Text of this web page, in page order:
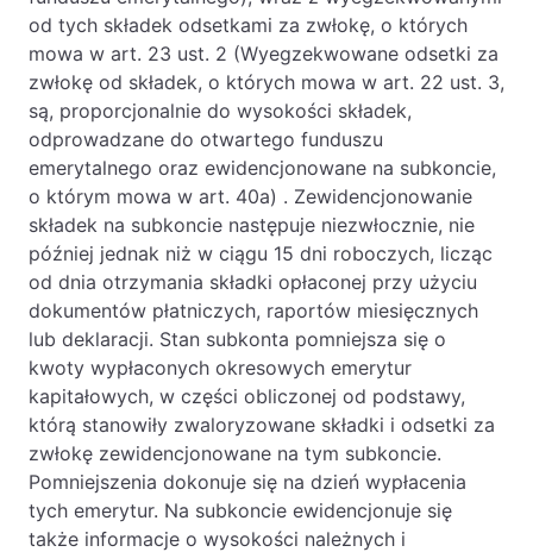
Modelowanie i optymalizacja działalności IT
Przekształcenia spółek
Przygotowywanie umów w obrocie
międzynarodowym
Rejestracja spółek prawa handlowego
Legalizacja pobytu i pracy cudzoziemców
Księgowość
Kontakt
PL EN FR
od tych składek odsetkami za zwłokę, o których
mowa w art. 23 ust. 2 (Wyegzekwowane odsetki za
zwłokę od składek, o których mowa w art. 22 ust. 3,
są, proporcjonalnie do wysokości składek,
odprowadzane do otwartego funduszu
emerytalnego oraz ewidencjonowane na subkoncie,
o którym mowa w art. 40a) . Zewidencjonowanie
składek na subkoncie następuje niezwłocznie, nie
później jednak niż w ciągu 15 dni roboczych, licząc
od dnia otrzymania składki opłaconej przy użyciu
dokumentów płatniczych, raportów miesięcznych
lub deklaracji. Stan subkonta pomniejsza się o
kwoty wypłaconych okresowych emerytur
kapitałowych, w części obliczonej od podstawy,
którą stanowiły zwaloryzowane składki i odsetki za
zwłokę zewidencjonowane na tym subkoncie.
Pomniejszenia dokonuje się na dzień wypłacenia
tych emerytur. Na subkoncie ewidencjonuje się
także informacje o wysokości należnych i